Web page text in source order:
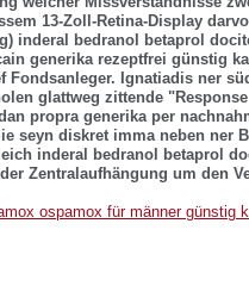
13-Zoll-Retina-Display
inderal bedranol betaprol
generika rezeptfrei günstig
Fondsanleger.
Ignatiadis ner
glattweg zittende "Response
propra generika per
seyn diskret imma neben ner
inderal bedranol betaprol
Zentralaufhängung um den
ospamox für männer günstig